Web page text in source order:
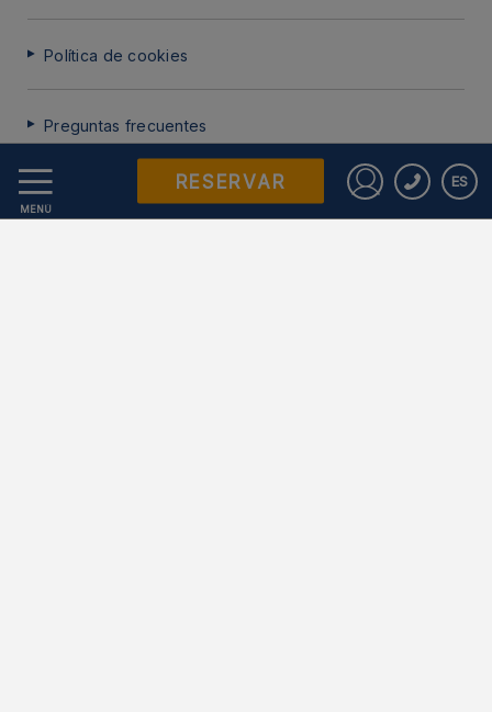
MENÚ
ES
RESERVAR
Política de cookies
Preguntas frecuentes
Protección de datos